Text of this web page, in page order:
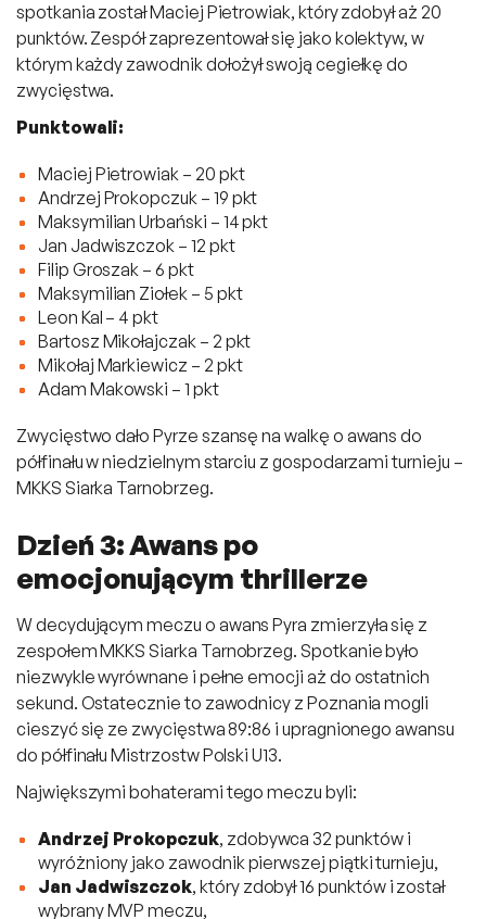
spotkania został Maciej Pietrowiak, który zdobył aż 20
punktów. Zespół zaprezentował się jako kolektyw, w
którym każdy zawodnik dołożył swoją cegiełkę do
zwycięstwa.
Punktowali:
Maciej Pietrowiak – 20 pkt
Andrzej Prokopczuk – 19 pkt
Maksymilian Urbański – 14 pkt
Jan Jadwiszczok – 12 pkt
Filip Groszak – 6 pkt
Maksymilian Ziołek – 5 pkt
Leon Kal – 4 pkt
Bartosz Mikołajczak – 2 pkt
Mikołaj Markiewicz – 2 pkt
Adam Makowski – 1 pkt
Zwycięstwo dało Pyrze szansę na walkę o awans do
półfinału w niedzielnym starciu z gospodarzami turnieju –
MKKS Siarka Tarnobrzeg.
Dzień 3: Awans po
emocjonującym thrillerze
W decydującym meczu o awans Pyra zmierzyła się z
zespołem MKKS Siarka Tarnobrzeg. Spotkanie było
niezwykle wyrównane i pełne emocji aż do ostatnich
sekund. Ostatecznie to zawodnicy z Poznania mogli
cieszyć się ze zwycięstwa 89:86 i upragnionego awansu
do półfinału Mistrzostw Polski U13.
Największymi bohaterami tego meczu byli:
Andrzej Prokopczuk, zdobywca 32 punktów i
wyróżniony jako zawodnik pierwszej piątki turnieju,
Jan Jadwiszczok, który zdobył 16 punktów i został
wybrany MVP meczu,